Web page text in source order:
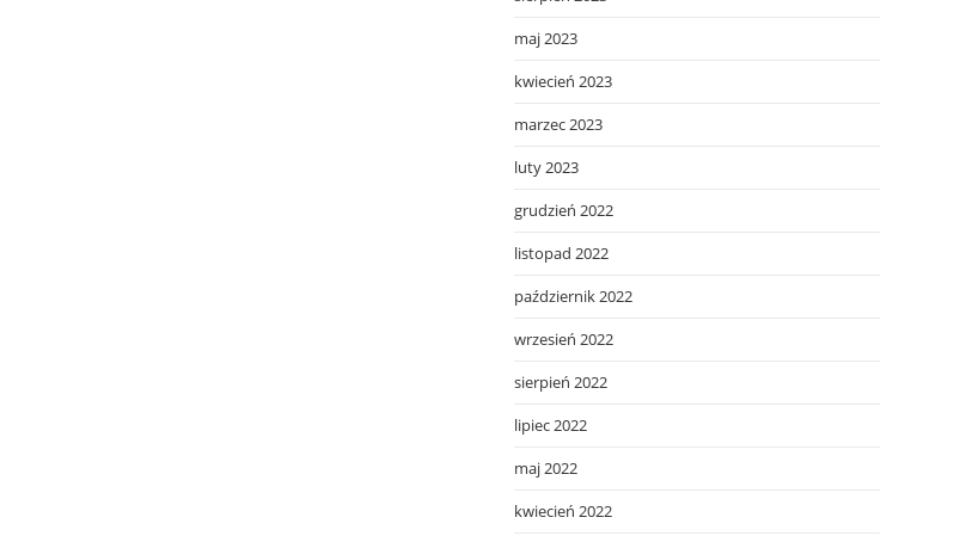
maj 2023
kwiecień 2023
marzec 2023
luty 2023
grudzień 2022
listopad 2022
październik 2022
wrzesień 2022
sierpień 2022
lipiec 2022
maj 2022
kwiecień 2022